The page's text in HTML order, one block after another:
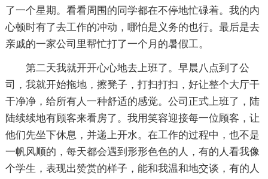
了一个星期。看看周围的同学都在不停地忙碌着。我的内
心顿时有了去工作的冲动，哪怕是义务的也行。最后是去
亲戚的一家公司里帮忙打了一个月的暑假工。
第二天我就开开心心地去上班了。早晨八点到了公
司，我就开始拖地，擦凳子，打扫打扫，好让整个大厅干
干净净，给所有人一种舒适的感觉。公司正式上班了，陆
陆续续地有顾客来看房了。我用笑容迎接每一位顾客，让
他们先坐下休息，并递上开水。在工作的过程中，也不是
一帆风顺的，每天都会遇到形形色色的人，有的人看我像
个学生，表现出赞赏的样子，能和我温和地交谈，有的人